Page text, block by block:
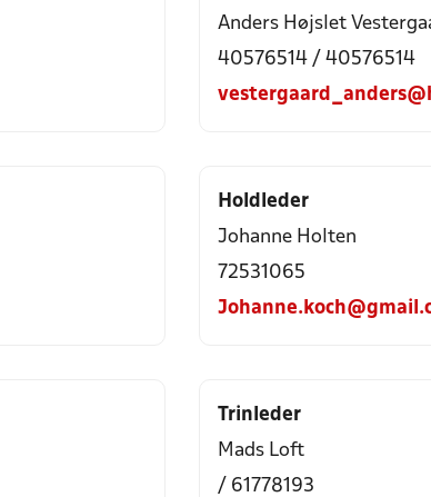
Anders Højslet
40576514 / 40576514
Holdleder
Johanne Holten
72531065
Trinleder
Mads Loft
/ 61778193